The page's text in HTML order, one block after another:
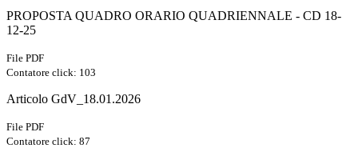
PROPOSTA QUADRO ORARIO QUADRIENNALE - CD 18-
12-25
File PDF
Contatore click: 103
Articolo GdV_18.01.2026
File PDF
Contatore click: 87